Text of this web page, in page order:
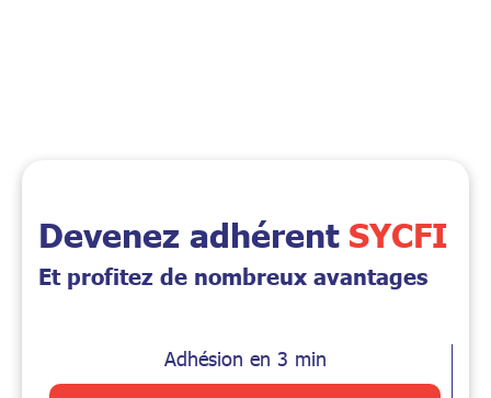
Devenez adhérent SYCFI
Et profitez de nombreux avantages
Adhésion en 3 min